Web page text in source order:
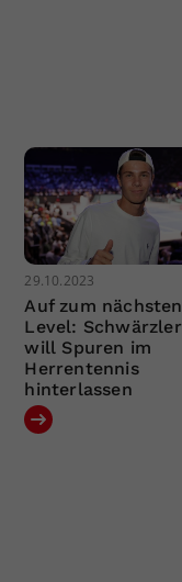
29.10.2023
Auf zum nächsten
Level: Schwärzler
will Spuren im
Herrentennis
hinterlassen